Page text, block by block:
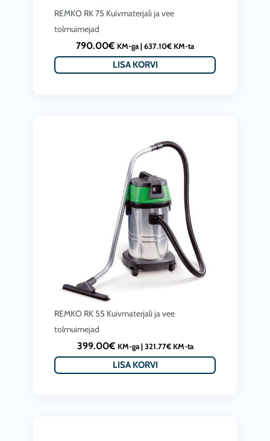
REMKO RK 75 Kuivmaterjali ja vee
tolmuimejad
790.00€ KM-ga | 637.10€ KM-ta
LISA KORVI
REMKO RK 55 Kuivmaterjali ja vee
tolmuimejad
399.00€ KM-ga | 321.77€KM-ta
LISA KORVI